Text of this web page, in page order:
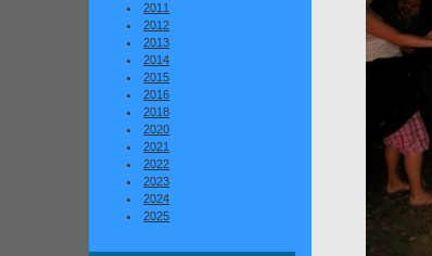
2011
2012
2013
2014
2015
2016
2018
2020
2021
2022
2023
2024
2025